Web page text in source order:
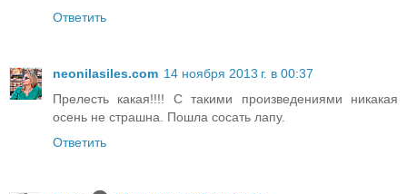
Ответить
neonilasiles.com 14 ноября 2013 г. в 00:37
Прелесть какая!!!! С такими произведениями никакая
осень не страшна. Пошла сосать лапу.
Ответить